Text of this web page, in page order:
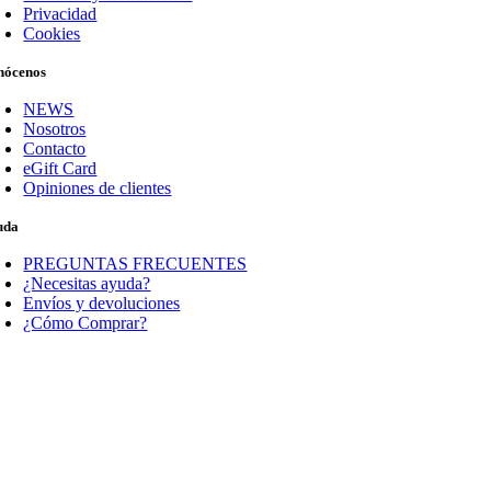
Privacidad
Cookies
NEWS
Nosotros
Contacto
eGift Card
Opiniones de clientes
PREGUNTAS FRECUENTES
¿Necesitas ayuda?
Envíos y devoluciones
¿Cómo Comprar?